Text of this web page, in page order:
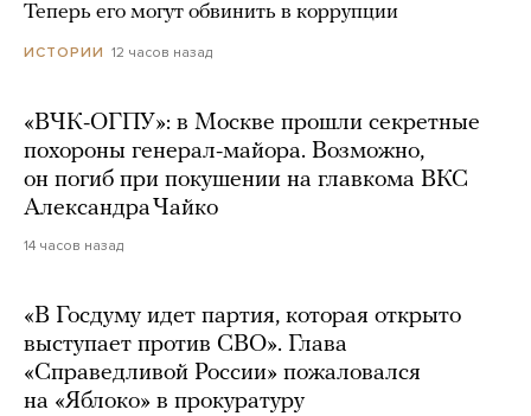
Теперь его могут обвинить в коррупции
ИСТОРИИ 12 часов назад
«ВЧК-ОГПУ»: в Москве прошли секретные
похороны генерал-майора. Возможно,
он погиб при покушении на главкома ВКС
Александра Чайко
14 часов назад
«В Госдуму идет партия, которая открыто
выступает против СВО». Глава
«Справедливой России» пожаловался
на «Яблоко» в прокуратуру